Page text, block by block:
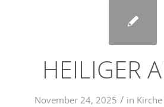
HEILIGER
November 24, 2025 / in